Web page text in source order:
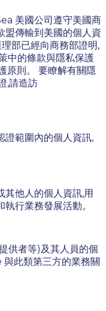
美國公司遵守美國商
盟傳輸到美國的個人資
部已經向商務部證明,
中的條款與隱私保護
原則。 要瞭解有關隱
,請造訪
證範圍內的個人資訊,
他人的個人資訊,用
行業務發展活動。
供者等)及其人員的個
此類第三方的業務關